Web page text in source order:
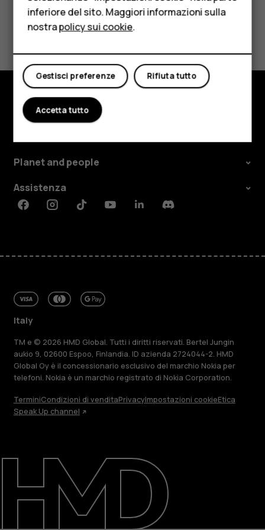
Tablet
Negozio
Il mio account
Ripara, riutilizza, ricicla
Sostenibilità
Assistenza
Ti è stato d'aiuto?
Sì No
Negozio
Planet and people
Assistenza
FacebookInstagramTiktokYoutubeLinkedinDiscord
Italy
TM e © 2026 HMD Global. Tutti i diritti riservati. Bertel Jungin
aukio 9, 02600 Espoo, Finlandia. ID azienda 2724044-2. HMD
Global Oy è il concessionario esclusivo del marchio Nokia per
telefoni. Nokia è un marchio registrato di Nokia Corporation.
TerminiCondizioni di venditaPrivacyImpostazioni cookieEtica
Speak Up channel
inferiore del sito. Maggiori informazioni sulla
nostrapolicy sui cookie.
Rifiuta tutto
Gestisci preferenze
Accetta tutto